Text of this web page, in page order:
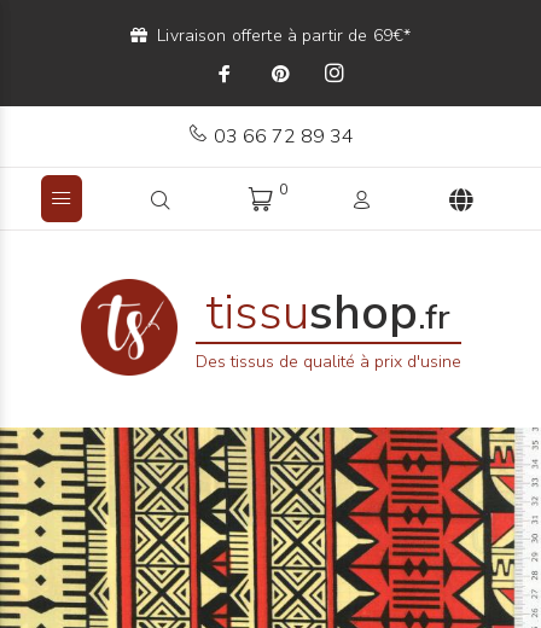
Livraison offerte à partir de 69€*
03 66 72 89 34
0
tissushop.fr
Des tissus de qualité à prix d'usine